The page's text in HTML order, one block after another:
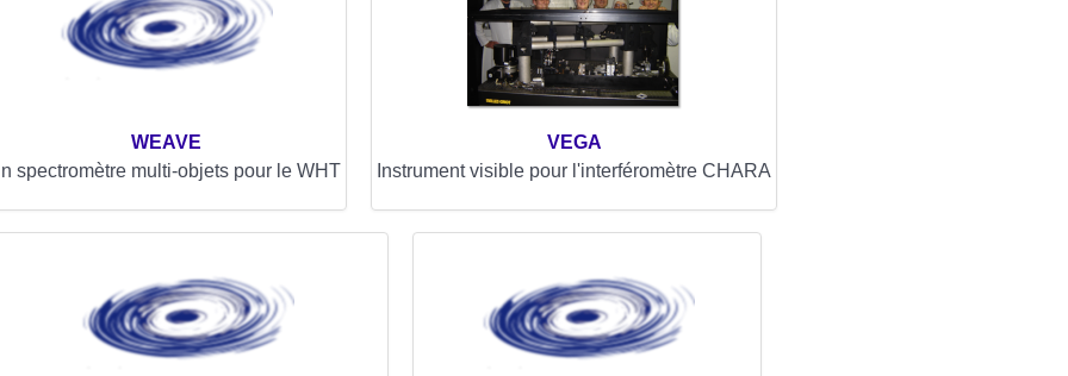
WEAVE
spectromètre multi-objets pour le WHT
VEGA
Instrument visible pour l'interféromètre CHARA